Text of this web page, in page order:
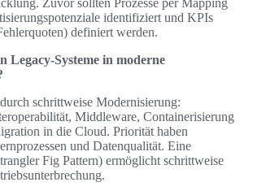
Zuvor sollten Prozesse per Mapping
identifiziert und KPIs
definiert werden.
Legacy‑Systeme in moderne
schrittweise Modernisierung:
Middleware, Containerisierung
in die Cloud. Priorität haben
und Datenqualität. Eine
Fig Pattern) ermöglicht schrittweise